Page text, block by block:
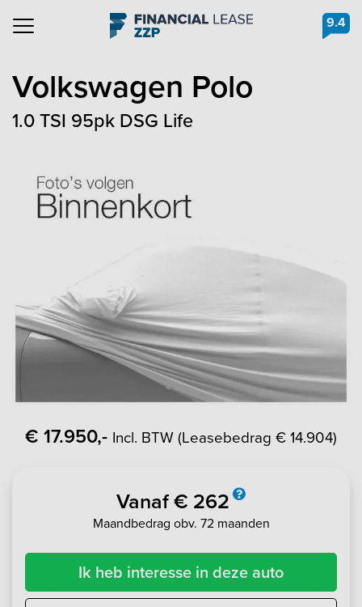
Navigation 9.4
Volkswagen Polo
1.0 TSI 95pk DSG Life
€ 17.950,- Incl. BTW (Leasebedrag € 14.904)
Vanaf € 262
Maandbedrag obv. 72 maanden
Ik heb interesse in deze auto